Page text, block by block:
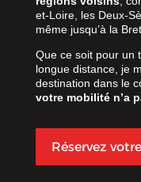
et-Loire, les Deux-
même jusqu’à la
Que ce soit pour un
longue distance, je
destination dans le
votre mobilité n’a
Réservez